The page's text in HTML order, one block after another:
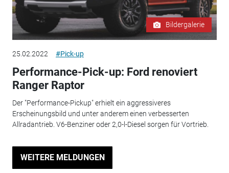
Bildergalerie
25.02.2022 #Pick-up
Performance-Pick-up: Ford renoviert
Ranger Raptor
Der "Performance-Pickup" erhielt ein aggressiveres
Erscheinungsbild und unter anderem einen verbesserten
Allradantrieb. V6-Benziner oder 2,0-l-Diesel sorgen für Vortrieb.
WEITERE MELDUNGEN